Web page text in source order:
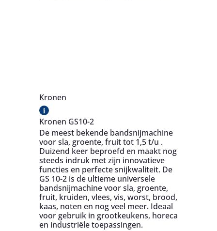
Kronen
i
Kronen GS10-2
De meest bekende bandsnijmachine
voor sla, groente, fruit tot 1,5 t/u .
Duizend keer beproefd en maakt nog
steeds indruk met zijn innovatieve
functies en perfecte snijkwaliteit. De
GS 10-2 is de ultieme universele
bandsnijmachine voor sla, groente,
fruit, kruiden, vlees, vis, worst, brood,
kaas, noten en nog veel meer. Ideaal
voor gebruik in grootkeukens, horeca
en industriële toepassingen.